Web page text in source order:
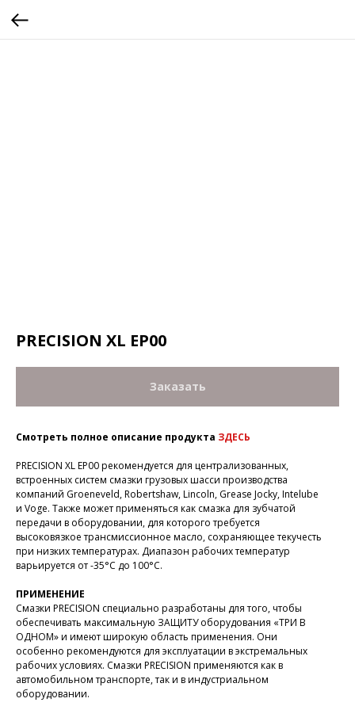
PRECISION XL EP00
Заказать
Смотреть полное описание продукта ЗДЕСЬ
PRECISION XL EP00 рекомендуется для централизованных,
встроенных систем смазки грузовых шасси производства
компаний Groeneveld, Robertshaw, Lincoln, Grease Jocky, Intelube
и Voge. Также может применяться как смазка для зубчатой
передачи в оборудовании, для которого требуется
высоковязкое трансмиссионное масло, сохраняющее текучесть
при низких температурах. Диапазон рабочих температур
варьируется от -35°С до 100°С.
ПРИМЕНЕНИЕ
Смазки PRECISION специально разработаны для того, чтобы
обеспечивать максимальную ЗАЩИТУ оборудования «ТРИ В
ОДНОМ» и имеют широкую область применения. Они
особенно рекомендуются для эксплуатации в экстремальных
рабочих условиях. Смазки PRECISION применяются как в
автомобильном транспорте, так и в индустриальном
оборудовании.